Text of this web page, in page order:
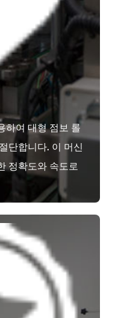
하여 대형 점보 롤
단합니다. 이 머신
정확도와 속도로